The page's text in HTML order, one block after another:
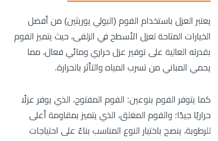
يعتبر العزل باستخدام الفوم (البولي يوريثين) من أفضل
الخيارات المتاحة لعزل الأسطح في الزلفى، حيث يتميز الفوم
بقدرته العالية على توفير عزل حراري ومائي فعال، مما
يحمي المباني من تسرب المياه والتأثر بالحرارة.
كما يتوفر الفوم بنوعين: الفوم المفتوح، الذي يوفر عزلًا
حراريًا جيدًا؛ والفوم المغلق، الذي يتميز بمقاومة أعلى
للرطوبة، ينصح باختيار النوع المناسب بناءً على احتياجات